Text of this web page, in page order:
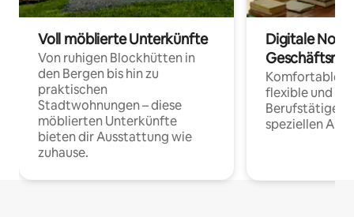
Voll möblierte Unterkünfte
Von ruhigen Blockhütten in
den Bergen bis hin zu
praktischen
Stadtwohnungen – diese
möblierten Unterkünfte
bieten dir Ausstattung wie
zuhause.
Digitale
Komfortable
flexible und
Berufstätige
speziellen